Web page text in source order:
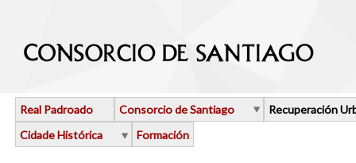
Real Padroado Consorcio de Santiago
Recuperación
Cidade Histórica
Formación